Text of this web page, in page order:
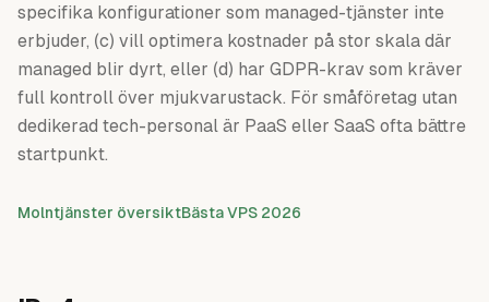
specifika konfigurationer som managed-tjänster inte
erbjuder, (c) vill optimera kostnader på stor skala där
managed blir dyrt, eller (d) har GDPR-krav som kräver
full kontroll över mjukvarustack. För småföretag utan
dedikerad tech-personal är PaaS eller SaaS ofta bättre
startpunkt.
Molntjänster översiktBästa VPS 2026